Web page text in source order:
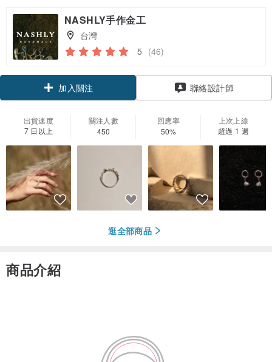
NASHLY手作金工
台灣
5 (46)
加入關注 聯絡設計師
出貨速度
7 日以上
關注人數
450
回應率
50%
上次上線
超過 1 週
逛全部商品
商品介紹